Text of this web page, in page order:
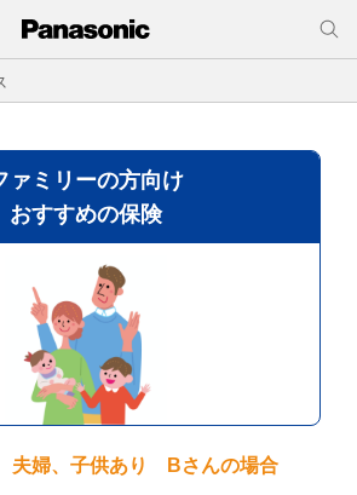
ァミリーの方向け
おすすめの保険
婦、子供あり Bさんの場合